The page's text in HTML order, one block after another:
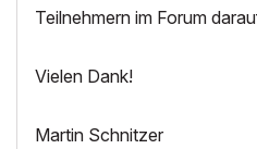
Teilnehmern im Forum
Vielen Dank!
Martin Schnitzer